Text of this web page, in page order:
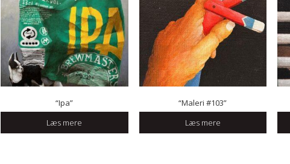
“Ipa”
Læs mere
“Maleri #103”
Læs mere